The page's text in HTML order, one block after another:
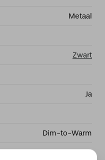
Metaal
Zwart
Ja
Dim-to-Warm